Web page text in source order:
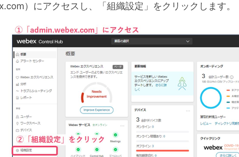
）にアクセスし、「組織設定」をクリックします。